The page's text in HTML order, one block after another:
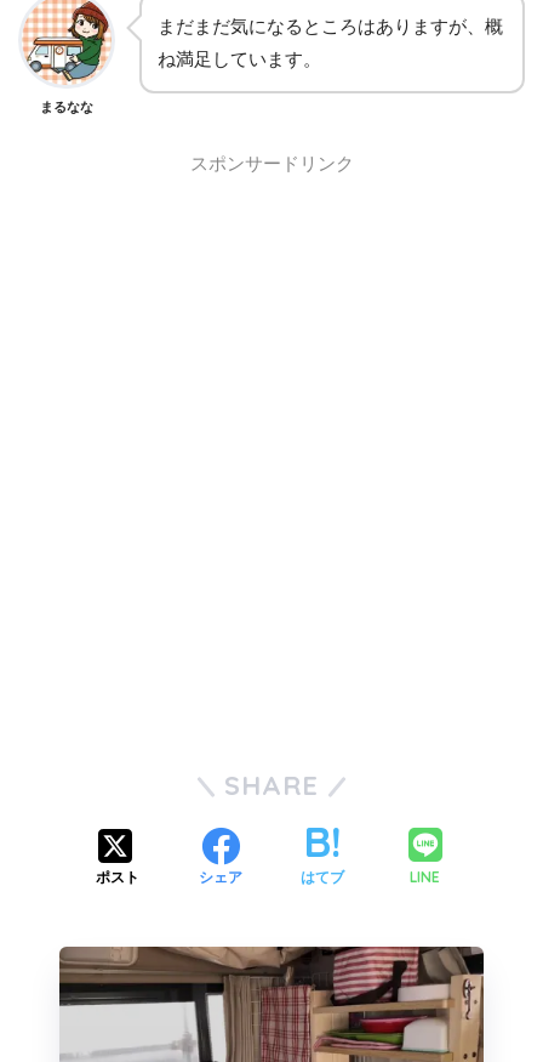
まるなな
まだまだ気になるところはありますが、概
ね満足しています。
スポンサードリンク
SHARE
ポスト シェア はてブ LINE